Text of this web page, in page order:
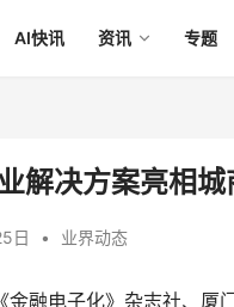
AI快讯 资讯 专题
解决方案亮相
日 • 业界动态
融电子化》杂志社、厦